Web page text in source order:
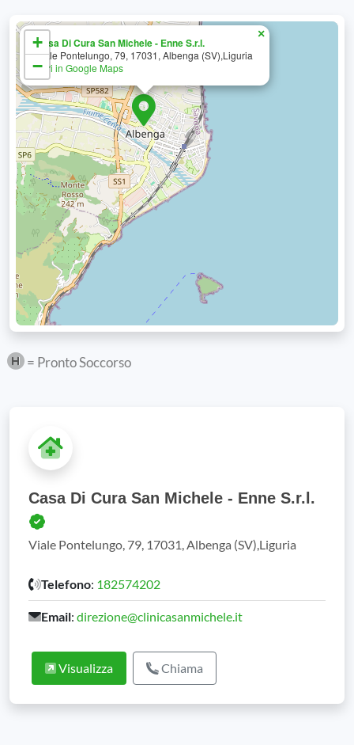
Casa Di Cura San Michele - Enne S.r.l.
Viale Pontelungo, 79, 17031, Albenga (SV),Liguria
Apri in Google Maps
×
+
−
= Pronto Soccorso
Casa Di Cura San Michele - Enne S.r.l.
Viale Pontelungo, 79, 17031, Albenga (SV),Liguria
Telefono: 182574202
Email: direzione@clinicasanmichele.it
Visualizza Chiama